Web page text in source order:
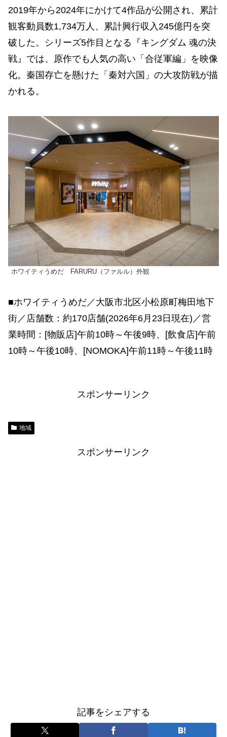
2019年から2024年にかけて4作品が公開され、累計
観客動員数1,734万人、累計興行収入245億円を突
破した。シリーズ5作目となる『キングダム 魂の決
戦』では、原作でも人気の高い「合従軍編」を映像
化。秦国存亡を懸けた「秦対六国」の大攻防戦が描
かれる。
ホワイティうめだ FARURU（ファルル）外観
■ホワイティうめだ／大阪市北区小松原町梅田地下
街／店舗数：約170店舗(2026年6月23日現在)／営
業時間：[物販店]午前10時～午後9時、[飲食店]午前
10時～午後10時、[NOMOKA]午前11時～午後11時
スポンサーリンク
地域
スポンサーリンク
記事をシェアする